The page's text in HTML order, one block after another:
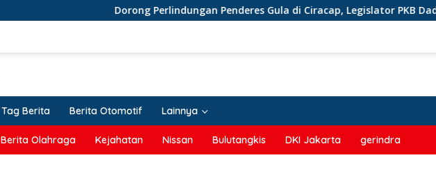
Dorong Perlindungan Penderes Gula di Ciracap, Legislator PKB
Tag Berita Berita Otomotif Lainnya
Berita Olahraga Kejahatan Nissan Bulutangkis DKI Jakarta gerindra